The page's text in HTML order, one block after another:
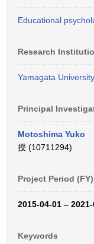
Educational
Research
Yamagata University
Principal
Motoshima Yuko
授 (10711294)
Project Period (FY)
2015-04-01 –
Keywords